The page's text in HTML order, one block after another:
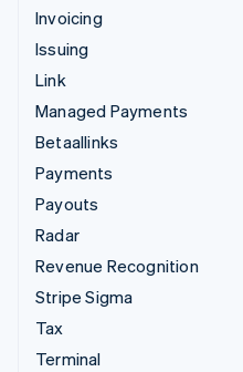
Invoicing
Issuing
Link
Managed Payments
Betaallinks
Payments
Payouts
Radar
Revenue Recognition
Stripe Sigma
Tax
Terminal